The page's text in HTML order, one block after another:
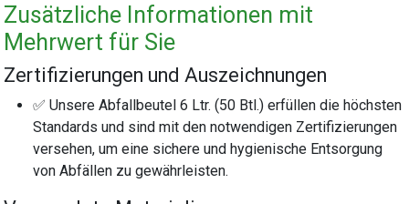
Zusätzliche Informationen mit
Mehrwert für Sie
Zertifizierungen und Auszeichnungen
✅ Unsere Abfallbeutel 6 Ltr. (50 Btl.) erfüllen die höchsten
Standards und sind mit den notwendigen Zertifizierungen
versehen, um eine sichere und hygienische Entsorgung
von Abfällen zu gewährleisten.